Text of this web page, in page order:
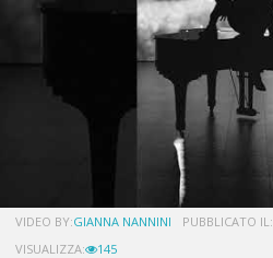
VIDEO BY:GIANNA NANNINI PUBBLICATO IL:
VISUALIZZA:
145